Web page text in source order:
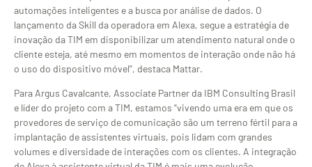
automações inteligentes e a busca por análise de dados. O
lançamento da Skill da operadora em Alexa, segue a estratégia de
inovação da TIM em disponibilizar um atendimento natural onde o
cliente esteja, até mesmo em momentos de interação onde não há
o uso do dispositivo móvel”, destaca Mattar.
Para Argus Cavalcante, Associate Partner da IBM Consulting Brasil
e líder do projeto com a TIM, estamos “vivendo uma era em que os
provedores de serviço de comunicação são um terreno fértil para a
implantação de assistentes virtuais, pois lidam com grandes
volumes e diversidade de interações com os clientes. A integração